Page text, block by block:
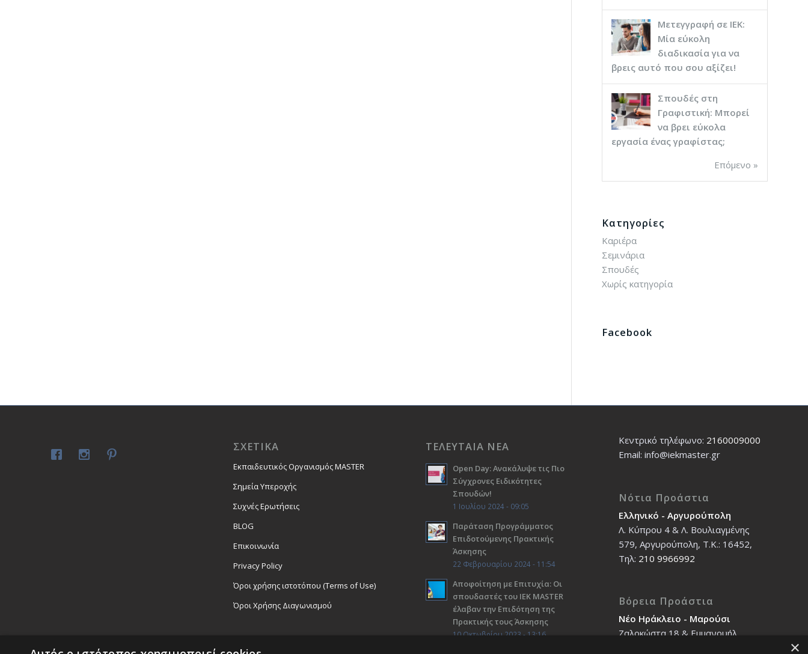
Μετεγγραφή σε ΙΕΚ:
Μία εύκολη
διαδικασία για να
βρεις αυτό που σου αξίζει!
Σπουδές στη
Γραφιστική: Μπορεί
να βρει εύκολα
εργασία ένας γραφίστας;
Επόμενο »
Kατηγορίες
Καριέρα
Σεμινάρια
Σπουδές
Χωρίς κατηγορία
Facebook
ΣΧΕΤΙΚΑ
Εκπαιδευτικός Οργανισμός MASTER
Σημεία Υπεροχής
Συχνές Ερωτήσεις
BLOG
Επικοινωνία
Privacy Policy
Όροι χρήσης ιστοτόπου (Terms of Use)
Όροι Χρήσης Διαγωνισμού
ΤΕΛΕΥΤΑΙΑ ΝΕΑ
Open Day: Ανακάλυψε τις Πιο
Σύγχρονες Ειδικότητες
Σπουδών!
1 Ιουλίου 2024 - 09:05
Παράταση Προγράμματος
Επιδοτούμενης Πρακτικής
Άσκησης
22 Φεβρουαρίου 2024 - 11:54
Αποφοίτηση με Επιτυχία: Οι
σπουδαστές του ΙΕΚ ΜΑSTER
έλαβαν την Επιδότηση της
Πρακτικής τους Άσκησης
10 Οκτωβρίου 2023 - 13:16
Κεντρικό τηλέφωνο: 2160009000
Εmail: info@iekmaster.gr
Νότια Προάστια
Ελληνικό - Αργυρούπολη
Λ. Κύπρου 4 & Λ. Βουλιαγμένης
579, Αργυρούπολη, T.K.: 16452,
Τηλ: 210 9966992
Βόρεια Προάστια
Νέο Ηράκλειο - Μαρούσι
Ζαλοκώστα 18 & Εμμανουήλ
×